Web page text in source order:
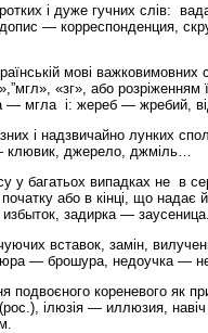
і дуже гучних слів:
— корреспонденция,
мові важковимовних
«зг», або
мгла і: жереб — жребий,
і надзвичайно лунких
клювик, джерело, джміль…
у багатьох випадках не в
або в кінці, що надає
задирка —
вставок, замін,
— брошура, недоучка —
подвоєного кореневого як
ілюзія — иллюзия,